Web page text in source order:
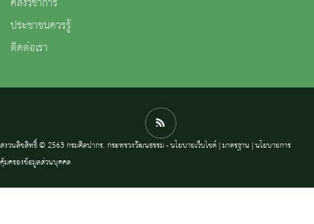
ประชาชนควรรู้
ติดต่อเรา
สงวนลิขสิทธิ์ © 2563 กรมศิลปากร. กระทรวงวัฒนธรรม -นโยบายเว็บไซต์|มาตรฐาน |นโยบายการ
คุ้มครองข้อมูลส่วนบุคคล